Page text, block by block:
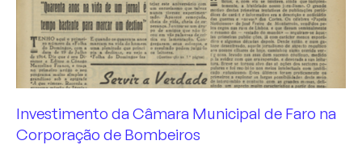
Investimento da Câmara Municipal de Faro na
Corporação de Bombeiros